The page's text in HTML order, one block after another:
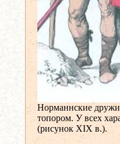
Норманнские
топором. У всех
(рисунок XIX в.).